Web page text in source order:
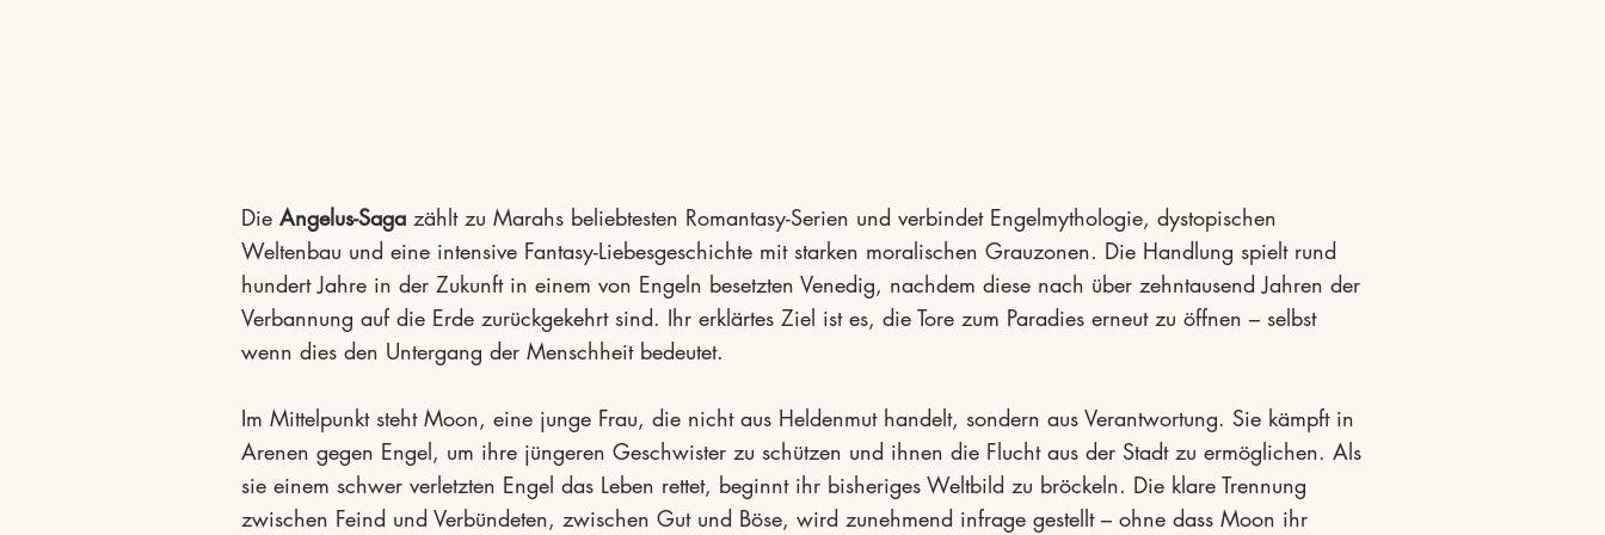
Die Angelus-Saga zählt zu Marahs beliebtesten Romantasy-Serien und verbindet Engelmythologie, dystopischen
Weltenbau und eine intensive Fantasy-Liebesgeschichte mit starken moralischen Grauzonen. Die Handlung spielt rund
hundert Jahre in der Zukunft in einem von Engeln besetzten Venedig, nachdem diese nach über zehntausend Jahren der
Verbannung auf die Erde zurückgekehrt sind. Ihr erklärtes Ziel ist es, die Tore zum Paradies erneut zu öffnen – selbst
wenn dies den Untergang der Menschheit bedeutet.
Im Mittelpunkt steht Moon, eine junge Frau, die nicht aus Heldenmut handelt, sondern aus Verantwortung. Sie kämpft in
Arenen gegen Engel, um ihre jüngeren Geschwister zu schützen und ihnen die Flucht aus der Stadt zu ermöglichen. Als
sie einem schwer verletzten Engel das Leben rettet, beginnt ihr bisheriges Weltbild zu bröckeln. Die klare Trennung
zwischen Feind und Verbündeten, zwischen Gut und Böse, wird zunehmend infrage gestellt – ohne dass Moon ihr